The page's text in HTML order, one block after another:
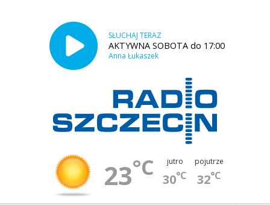
SŁUCHAJ TERAZ
AKTYWNA SOBOTA do 17:00
Anna Łukaszek
23°C jutro
30°C
pojutrze
32°C